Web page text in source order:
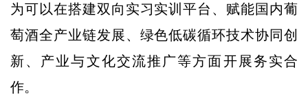
为可以在搭建双向实习实训平台、赋能国内葡
萄酒全产业链发展、绿色低碳循环技术协同创
新、产业与文化交流推广等方面开展务实合
作。